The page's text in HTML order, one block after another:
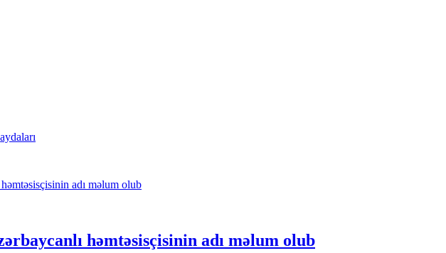
həmtəsisçisinin adı məlum olub